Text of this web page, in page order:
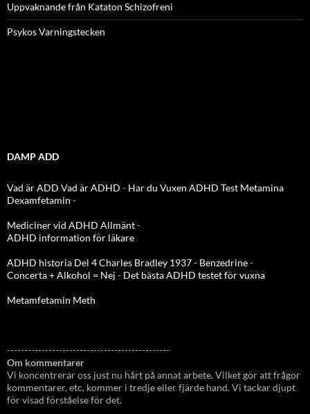
Uppvaknande från Kataton Schizofreni
Psykos Varningstecken
DAMP ADD
Vad är ADD Vad är ADHD - Har du Vuxen ADHD Test Metamina
Dexamfetamin -
Mediciner vid ADHD Allmänt-
ADHD information för läkare
ADHD historia Del 4 Charles Bradley 1937 - Benzedrine-
Concerta + Alkohol = Nej - Det bästa ADHD testet för vuxna
Metamfetamin Meth
-----------------------------------------------
Om kommentarer
Vi koncentrerar oss just nu hårt på annat arbete. Vilket gör att frågor
kommentarer, etc, kommer i tredje eller fjärde hand. Vi tackar djupt
för visad förståelse för det.